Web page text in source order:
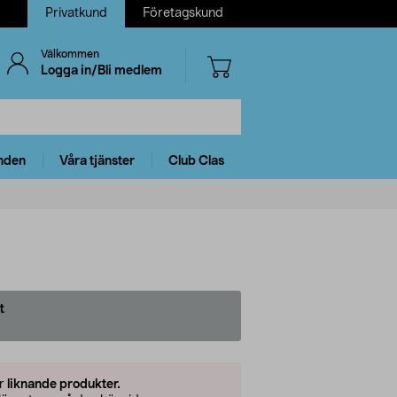
Privatkund Företagskund
Välkommen
Logga in/Bli medlem
Våra tjänster Club Clas
liknande produkter.